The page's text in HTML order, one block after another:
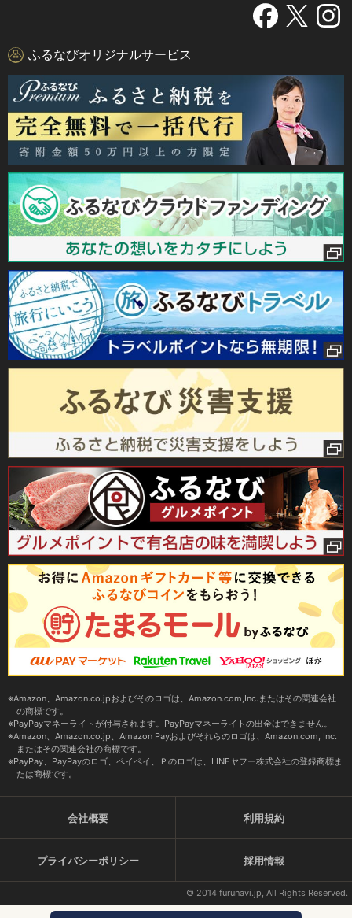
ふるなびオリジナルサービス
Amazon、Amazon.co.jpおよびそのロゴは、Amazon.com,Inc.またはその関連会社
の商標です。
PayPayマネーライトが付与されます。PayPayマネーライトの出金はできません。
Amazon、Amazon.co.jp、Amazon Payおよびそれらのロゴは、Amazon.com, Inc.
またはその関連会社の商標です。
PayPay、PayPayのロゴ、ペイペイ、Ｐのロゴは、LINEヤフー株式会社の登録商標ま
たは商標です。
会社概要 利用規約
プライバシーポリシー 採用情報
© 2014 furunavi.jp, All Rights Reserved.